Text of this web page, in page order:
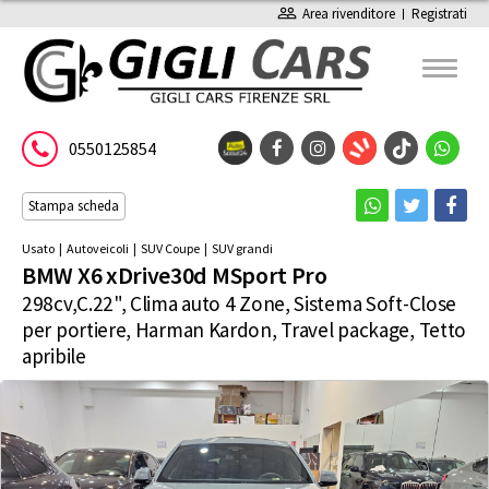
people_outline Area rivenditore Registrati
0550125854
Stampa scheda
Usato | Autoveicoli | SUV Coupe | SUV grandi
BMW X6 xDrive30d MSport Pro
298cv,C.22", Clima auto 4 Zone, Sistema Soft-Close
per portiere, Harman Kardon, Travel package, Tetto
apribile